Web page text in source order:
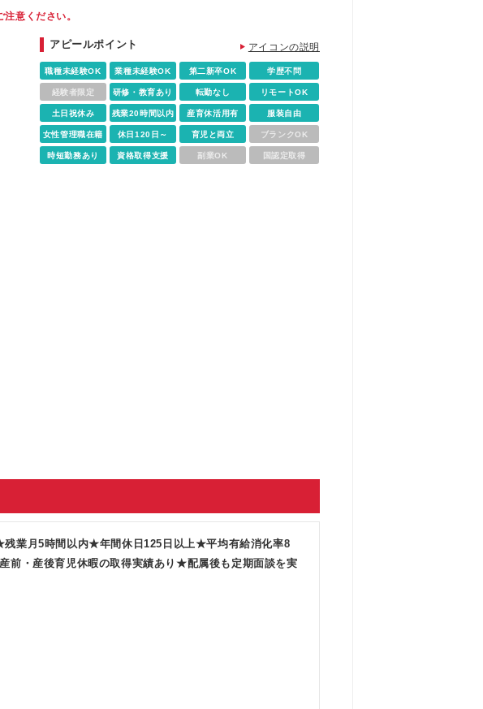
意ください。
アピールポイント アイコンの説明
職種未経験OK 業種未経験OK 第二新卒OK 学歴不問
経験者限定 研修・教育あり 転勤なし リモートOK
土日祝休み 残業20時間以内 産育休活用有 服装自由
女性管理職在籍 休日120日～ 育児と両立 ブランクOK
時短勤務あり 資格取得支援 副業OK 国認定取得
業月5時間以内★年間休日125日以上★平均有給消化率8
・産後育児休暇の取得実績あり★配属後も定期面談を実